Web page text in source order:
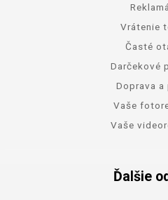
Vrátenie
Časté
Darčekové
Doprava a
Vaše
Vaše
Ďalšie